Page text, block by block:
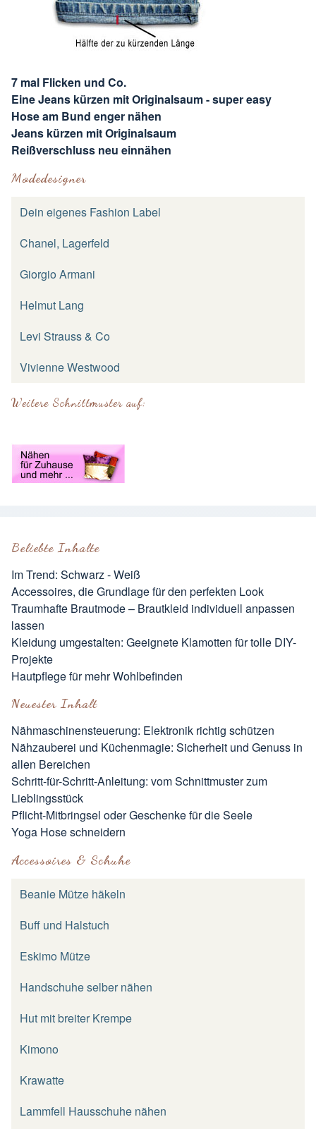
Beliebte Inhalte
Im Trend: Schwarz - Weiß
Accessoires, die Grundlage für den perfekten Look
Traumhafte Brautmode – Brautkleid individuell anpassen
lassen
Kleidung umgestalten: Geeignete Klamotten für tolle DIY-
Projekte
Hautpflege für mehr Wohlbefinden
Neuester Inhalt
Nähmaschinensteuerung: Elektronik richtig schützen
Nähzauberei und Küchenmagie: Sicherheit und Genuss in
allen Bereichen
Schritt-für-Schritt-Anleitung: vom Schnittmuster zum
Lieblingsstück
Pflicht-Mitbringsel oder Geschenke für die Seele
Yoga Hose schneidern
Accessoires & Schuhe
Beanie Mütze häkeln
Buff und Halstuch
Eskimo Mütze
Handschuhe selber nähen
Hut mit breiter Krempe
Kimono
Krawatte
Lammfell Hausschuhe nähen
7 mal Flicken und Co.
Eine Jeans kürzen mit Originalsaum - super easy
Hose am Bund enger nähen
Jeans kürzen mit Originalsaum
Reißverschluss neu einnähen
Modedesigner
Dein eigenes Fashion Label
Chanel, Lagerfeld
Giorgio Armani
Helmut Lang
Levi Strauss & Co
Vivienne Westwood
Weitere Schnittmuster auf: